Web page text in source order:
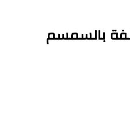
بالسمسم